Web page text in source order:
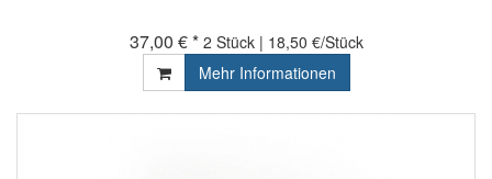
37,00 € * 2 Stück | 18,50 €/Stück
Mehr Informationen